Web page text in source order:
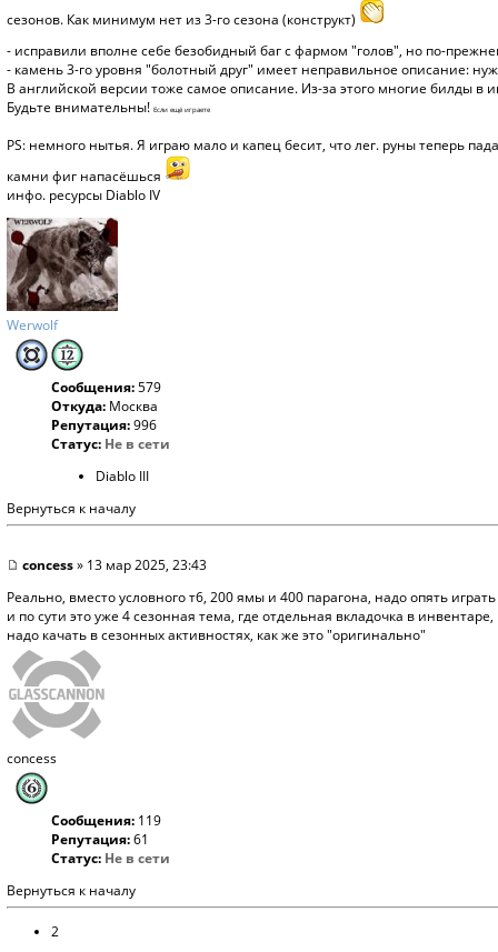
сезонов. Как минимум нет из 3-го сезона (конструкт)
- исправили вполне себе безобидный баг с фармом "голов", но по-
- камень 3-го уровня "болотный друг" имеет неправильное описание:
В английской версии тоже самое описание. Из-за этого многие билды в
Будьте внимательны! Если ещё играете
PS: немного нытья. Я играю мало и капец бесит, что лег. руны теперь
камни фиг напасёшься
инфо. ресурсы Diablo IV
Werwolf
Сообщения:579
Откуда: Москва
Репутация:996
Статус: Не в сети
Diablo III
Вернуться к началу
concess» 13 мар 2025, 23:43
Реально, вместо условного т6, 200 ямы и 400 парагона, надо опять
и по сути это уже 4 сезонная тема, где отдельная вкладочка в
надо качать в сезонных активностях, как же это "оригинально"
concess
Сообщения: 119
Репутация:61
Статус: Не в сети
Вернуться к началу
2